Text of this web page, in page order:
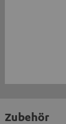
Zubehör